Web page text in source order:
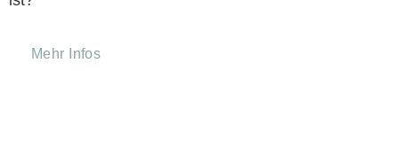
Mehr Infos